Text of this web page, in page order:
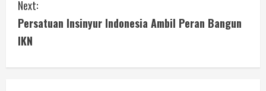
t
i
n
Next:
Persatuan Insinyur Indonesia Ambil Peran Bangun
IKN